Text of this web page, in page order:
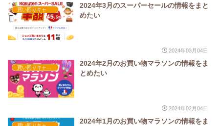
2024年3月のスーパーセールの情報をまと
めたい
2024年03月04日
2024年2月のお買い物マラソンの情報をま
とめたい
2024年02月04日
2024年1月のお買い物マラソンの情報をま